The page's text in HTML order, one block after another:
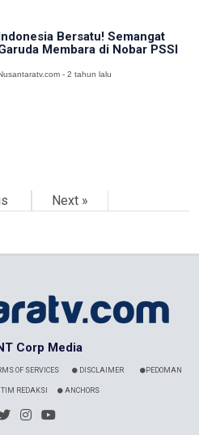
Bersatu! Semangat
Membara di Nobar PSSI
- 2 tahun lalu
Next »
Corp Media
OF SERVICES DISCLAIMER PEDOMAN
REDAKSI ANCHORS